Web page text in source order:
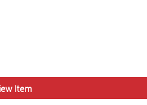
Item